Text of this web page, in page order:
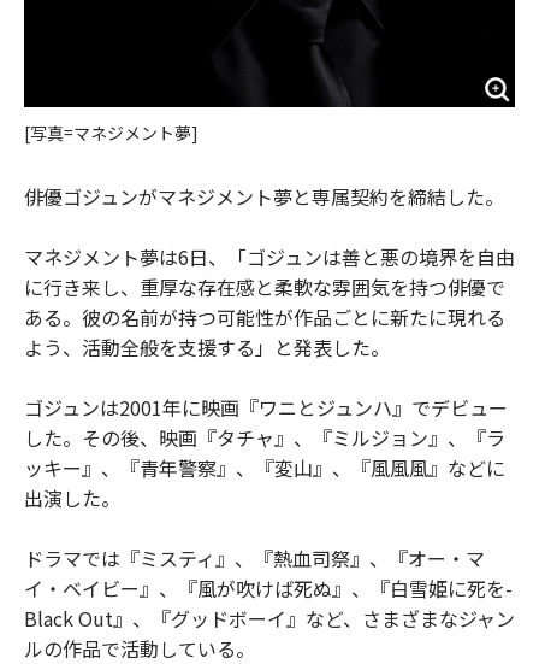
[写真=マネジメント夢]
俳優ゴジュンがマネジメント夢と専属契約を締結した。
マネジメント夢は6日、「ゴジュンは善と悪の境界を自由
に行き来し、重厚な存在感と柔軟な雰囲気を持つ俳優で
ある。彼の名前が持つ可能性が作品ごとに新たに現れる
よう、活動全般を支援する」と発表した。
ゴジュンは2001年に映画『ワニとジュンハ』でデビュー
した。その後、映画『タチャ』、『ミルジョン』、『ラ
ッキー』、『青年警察』、『変山』、『風風風』などに
出演した。
ドラマでは『ミスティ』、『熱血司祭』、『オー・マ
イ・ベイビー』、『風が吹けば死ぬ』、『白雪姫に死を-
Black Out』、『グッドボーイ』など、さまざまなジャン
ルの作品で活動している。